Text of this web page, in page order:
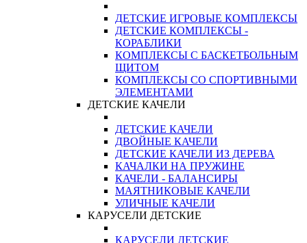
ДЕТСКИЕ ИГРОВЫЕ КОМПЛЕКСЫ
ДЕТСКИЕ КОМПЛЕКСЫ -
КОРАБЛИКИ
КОМПЛЕКСЫ С БАСКЕТБОЛЬНЫМ
ЩИТОМ
КОМПЛЕКСЫ СО СПОРТИВНЫМИ
ЭЛЕМЕНТАМИ
ДЕТСКИЕ КАЧЕЛИ
ДЕТСКИЕ КАЧЕЛИ
ДВОЙНЫЕ КАЧЕЛИ
ДЕТСКИЕ КАЧЕЛИ ИЗ ДЕРЕВА
КАЧАЛКИ НА ПРУЖИНЕ
КАЧЕЛИ - БАЛАНСИРЫ
МАЯТНИКОВЫЕ КАЧЕЛИ
УЛИЧНЫЕ КАЧЕЛИ
КАРУСЕЛИ ДЕТСКИЕ
КАРУСЕЛИ ДЕТСКИЕ